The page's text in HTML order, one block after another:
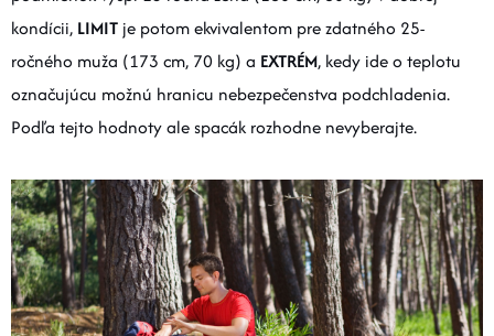
kondícii, LIMIT je potom ekvivalentom pre zdatného 25-
ročného muža (173 cm, 70 kg) a EXTRÉM, kedy ide o teplotu
označujúcu možnú hranicu nebezpečenstva podchladenia.
Podľa tejto hodnoty ale spacák rozhodne nevyberajte.